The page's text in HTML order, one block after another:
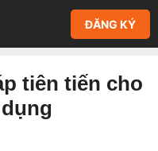
ĐĂNG KÝ
tiên tiến cho